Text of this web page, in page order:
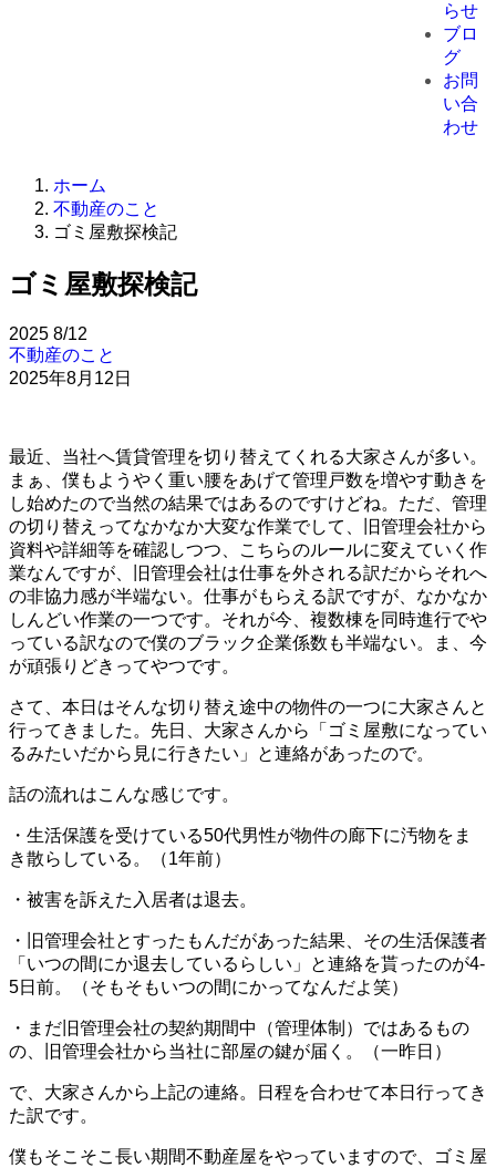
らせ
ブロ
グ
お問
い合
わせ
ホーム
不動産のこと
ゴミ屋敷探検記
ゴミ屋敷探検記
2025 8/12
不動産のこと
2025年8月12日
最近、当社へ賃貸管理を切り替えてくれる大家さんが多い。
まぁ、僕もようやく重い腰をあげて管理戸数を増やす動きを
し始めたので当然の結果ではあるのですけどね。ただ、管理
の切り替えってなかなか大変な作業でして、旧管理会社から
資料や詳細等を確認しつつ、こちらのルールに変えていく作
業なんですが、旧管理会社は仕事を外される訳だからそれへ
の非協力感が半端ない。仕事がもらえる訳ですが、なかなか
しんどい作業の一つです。それが今、複数棟を同時進行でや
っている訳なので僕のブラック企業係数も半端ない。ま、今
が頑張りどきってやつです。
さて、本日はそんな切り替え途中の物件の一つに大家さんと
行ってきました。先日、大家さんから「ゴミ屋敷になってい
るみたいだから見に行きたい」と連絡があったので。
話の流れはこんな感じです。
・生活保護を受けている50代男性が物件の廊下に汚物をま
き散らしている。（1年前）
・被害を訴えた入居者は退去。
・旧管理会社とすったもんだがあった結果、その生活保護者
「いつの間にか退去しているらしい」と連絡を貰ったのが4-
5日前。（そもそもいつの間にかってなんだよ笑）
・まだ旧管理会社の契約期間中（管理体制）ではあるもの
の、旧管理会社から当社に部屋の鍵が届く。（一昨日）
で、大家さんから上記の連絡。日程を合わせて本日行ってき
た訳です。
僕もそこそこ長い期間不動産屋をやっていますので、ゴミ屋